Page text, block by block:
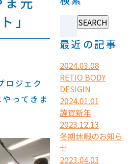
」
ロジェク
ってきま
最近の記事
2024.03.08
RETIO BODY
DESIGIN
2024.01.01
謹賀新年
2023.12.13
冬期休暇のお知ら
せ
2023.04.03